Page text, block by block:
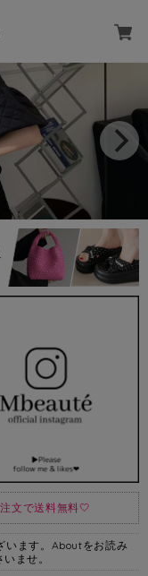
文で送料無料🤍
います。Aboutをお読み
ませ。